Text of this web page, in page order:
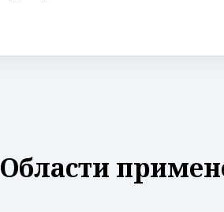
Области